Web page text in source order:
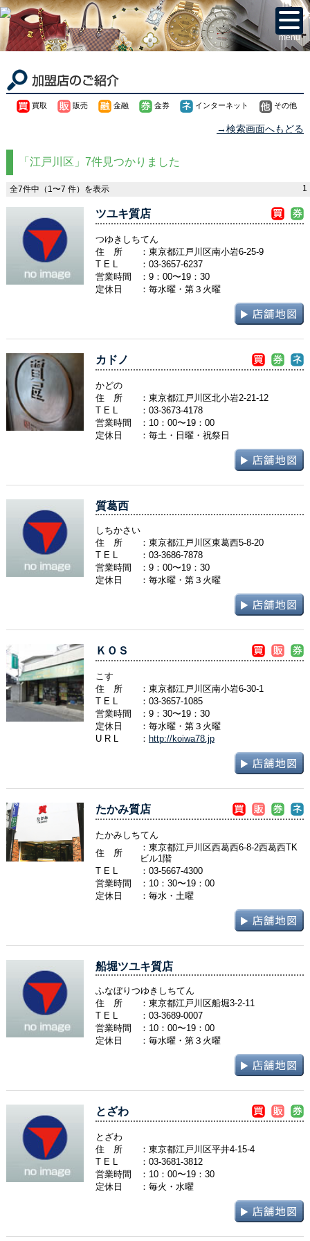
menu
買取 販売 金融 金券 インターネット その他
→検索画面へもどる
「江戸川区」7件見つかりました
全7件中（1〜7 件）を表示 1
ツユキ質店
つゆきしちてん
住 所
：東京都江戸川区南小岩6-25-9
T E L
： 03-3657-6237
営業時間
：9：00〜19：30
定休日
：毎水曜・第３火曜
カドノ
かどの
住 所
：東京都江戸川区北小岩2-21-12
T E L
： 03-3673-4178
営業時間
：10：00〜19：00
定休日
：毎土・日曜・祝祭日
質葛西
しちかさい
住 所
：東京都江戸川区東葛西5-8-20
T E L
： 03-3686-7878
営業時間
：9：00〜19：30
定休日
：毎水曜・第３火曜
ＫＯＳ
こす
住 所
：東京都江戸川区南小岩6-30-1
T E L
： 03-3657-1085
営業時間
：9：30〜19：30
定休日
：毎水曜・第３火曜
U R L
： http://koiwa78.jp
たかみ質店
たかみしちてん
住 所
：東京都江戸川区西葛西6-8-2西葛西TK
ビル1階
T E L
： 03-5667-4300
営業時間
：10：30〜19：00
定休日
：毎水・土曜
船堀ツユキ質店
ふなぼりつゆきしちてん
住 所
：東京都江戸川区船堀3-2-11
T E L
： 03-3689-0007
営業時間
：10：00〜19：00
定休日
：毎水曜・第３火曜
とざわ
とざわ
住 所
：東京都江戸川区平井4-15-4
T E L
： 03-3681-3812
営業時間
：10：00〜19：30
定休日
：毎火・水曜